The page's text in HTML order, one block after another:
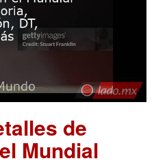
de
Mundial